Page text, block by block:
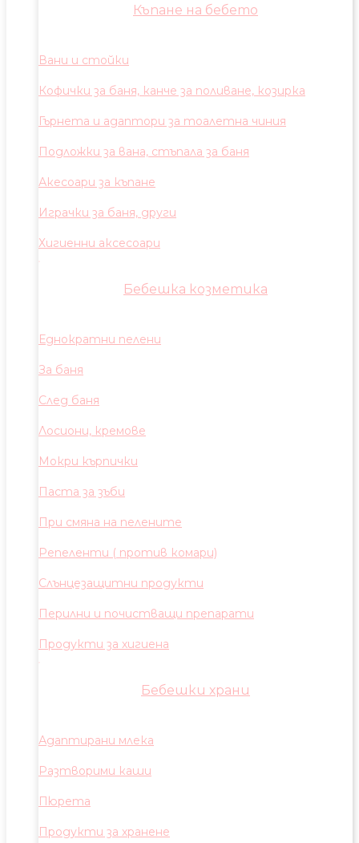
Къпане на бебето
Вани и стойки
Кофички за баня, канче за поливане, козирка
Гърнета и адаптори за тоалетна чиния
Подложки за вана, стъпала за баня
Акесоари за къпане
Играчки за баня, други
Хигиенни аксесоари
Бебешка козметика
Еднократни пелени
За баня
След баня
Лосиони, кремове
Мокри кърпички
Паста за зъби
При смяна на пелените
Репеленти ( против комари)
Слънцезащитни продукти
Перилни и почистващи препарати
Продукти за хигиена
Бебешки храни
Адаптирани млека
Разтворими каши
Пюрета
Продукти за хранене